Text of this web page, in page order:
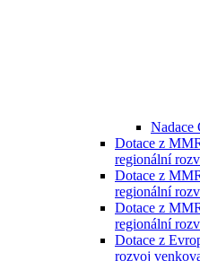
Nadace
Dotace z
regionální
Dotace z
regionální
Dotace z
regionální
Dotace z
rozvoj